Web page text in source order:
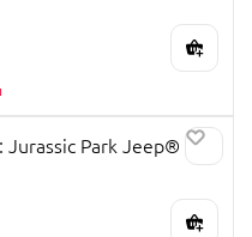
Jurassic Park Jeep®